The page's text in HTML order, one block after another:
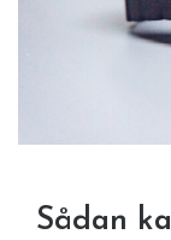
Sådan